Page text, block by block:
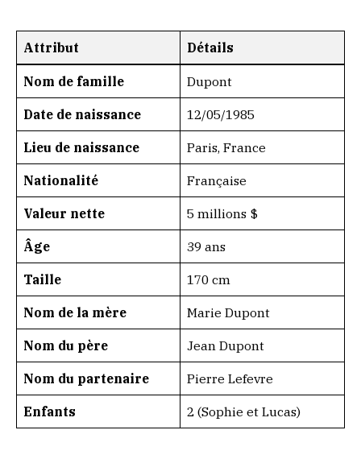
Attribut Détails
Nom de famille Dupont
Date de naissance 12/05/1985
Lieu de naissance Paris, France
Nationalité Française
Valeur nette 5 millions $
Âge 39 ans
Taille 170 cm
Nom de la mère Marie Dupont
Nom du père Jean Dupont
Nom du partenaire Pierre Lefevre
Enfants 2 (Sophie et Lucas)